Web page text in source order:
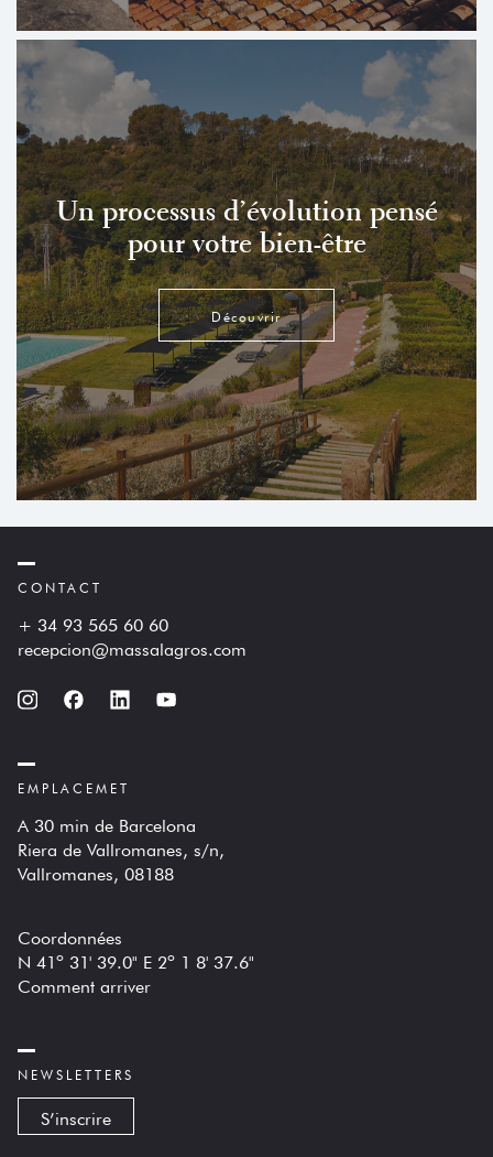
Un processus d’évolution pensé
pour votre bien-être
Découvrir
CONTACT
+ 34 93 565 60 60
recepcion@massalagros.com
EMPLACEMET
A 30 min de Barcelona
Riera de Vallromanes, s/n,
Vallromanes, 08188
Coordonnées
N 41º 31' 39.0" E 2º 1 8' 37.6"
Comment arriver
NEWSLETTERS
S’inscrire